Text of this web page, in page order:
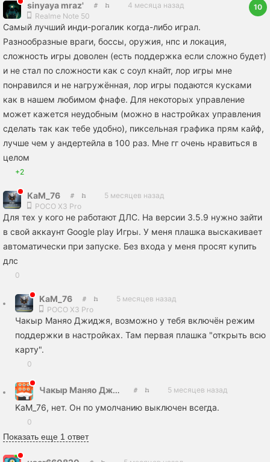
sinyaya mraz'
4 месяца назад
Realme Note 50
10
Самый лучший инди-рогалик когда-либо играл.
Разнообразные враги, боссы, оружия, нпс и локация,
сложность игры доволен (есть поддержка если сложно будет)
и не стал по сложности как с соул кнайт, лор игры мне
понравился и не нагружённая, лор игры подаются кусками
как в нашем любимом фнафе. Для некоторых управление
может кажется неудобным (можно в настройках управления
сделать так как тебе удобно), пиксельная графика прям кайф,
лучше чем у андертейла в 100 раз. Мне гг очень нравиться в
целом
+2
KaM_76
5 месяцев назад
POCO X3 Pro
Для тех у кого не работают ДЛС. На версии 3.5.9 нужно зайти
в свой аккаунт Google play Игры. У меня плашка выскакивает
автоматически при запуске. Без входа у меня просят купить
длс
0
KaM_76
5 месяцев назад
POCO X3 Pro
Чакыр Маняо Джиджя, возможно у тебя включён режим
поддержки в настройках. Там первая плашка "открыть всю
карту".
0
Чакыр Маняо Джиджя 5 месяцев назад
KaM_76, нет. Он по умолчанию выключен всегда.
0
Показать еще 1 ответ